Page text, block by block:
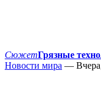
СюжетГрязные
Новости мира —